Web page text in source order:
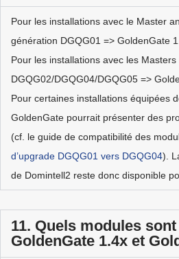
Pour les installations avec le Master
génération DGQG01 => GoldenGate
Pour les installations avec les
DGQG02/DGQG04/DGQG05 =>
Pour certaines installations équipées
GoldenGate pourrait présenter des
(cf. le guide de compatibilité des
d’upgrade DGQG01 vers DGQG04).
de Domintell2 reste donc disponible
11. Quels modules
GoldenGate 1.4x et